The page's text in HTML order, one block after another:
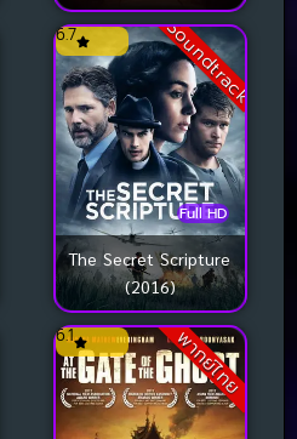
จารึก
Soundtrack
Full HD
6.7
The Secret Scripture
(2016)
พากย์ไทย
6.1